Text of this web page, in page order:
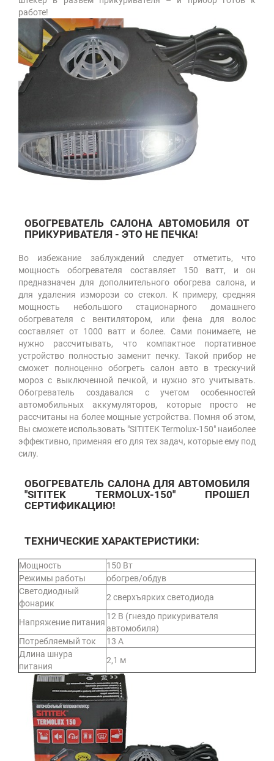
работе!
ОБОГРЕВАТЕЛЬ САЛОНА АВТОМОБИЛЯ ОТ
ПРИКУРИВАТЕЛЯ - ЭТО НЕ ПЕЧКА!
Во избежание заблуждений следует отметить, что
мощность обогревателя составляет 150 ватт, и он
предназначен для дополнительного обогрева салона, и
для удаления изморози со стекол. К примеру, средняя
мощность небольшого стационарного домашнего
обогревателя с вентилятором, или фена для волос
составляет от 1000 ватт и более. Сами понимаете, не
нужно рассчитывать, что компактное портативное
устройство полностью заменит печку. Такой прибор не
сможет полноценно обогреть салон авто в трескучий
мороз с выключенной печкой, и нужно это учитывать.
Обогреватель создавался с учетом особенностей
автомобильных аккумуляторов, которые просто не
рассчитаны на более мощные устройства. Помня об этом,
Вы сможете использовать "SITITEK Termolux-150" наиболее
эффективно, применяя его для тех задач, которые ему под
силу.
ОБОГРЕВАТЕЛЬ САЛОНА ДЛЯ АВТОМОБИЛЯ
"SITITEK TERMOLUX-150" ПРОШЕЛ
СЕРТИФИКАЦИЮ!
ТЕХНИЧЕСКИЕ ХАРАКТЕРИСТИКИ:
Мощность
150 Вт
Режимы работы
обогрев/обдув
Светодиодный
фонарик
2 сверхъярких светодиода
Напряжение питания
12 В (гнездо прикуривателя
автомобиля)
Потребляемый ток
13 А
Длина шнура
питания
2,1 м